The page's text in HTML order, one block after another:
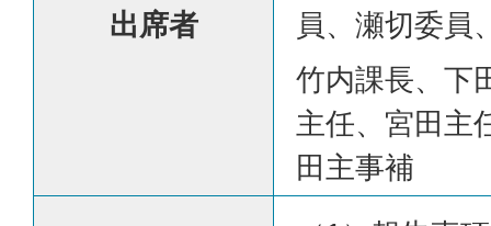
出席者
員、瀬切委員
竹内課長、下
主任、宮田主
田主事補